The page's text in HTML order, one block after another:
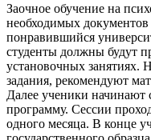
Заочное обучение на
необходимых документов
понравившийся
студенты должны будут
установочных занятиях.
задания, рекомендуют
Далее ученики начинают
программу. Сессии
одного месяца. В конце